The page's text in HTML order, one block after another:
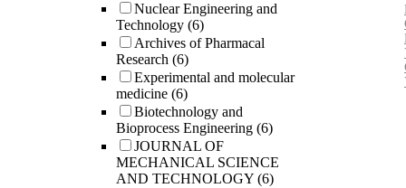
Nuclear Engineering and
Technology (6)
Archives of Pharmacal
Research (6)
Experimental and molecular
medicine (6)
Biotechnology and
Bioprocess Engineering (6)
JOURNAL OF
MECHANICAL SCIENCE
AND TECHNOLOGY (6)